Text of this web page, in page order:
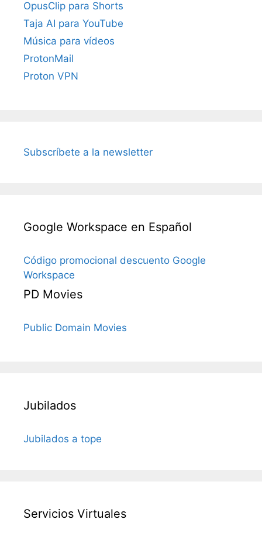
OpusClip para Shorts
Taja AI para YouTube
Música para vídeos
ProtonMail
Proton VPN
Subscríbete a la newsletter
Google Workspace en Español
Código promocional descuento Google
Workspace
PD Movies
Public Domain Movies
Jubilados
Jubilados a tope
Servicios Virtuales